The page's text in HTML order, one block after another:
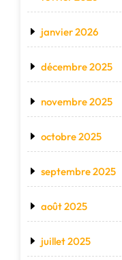
janvier 2026
décembre 2025
novembre 2025
octobre 2025
septembre 2025
août 2025
juillet 2025